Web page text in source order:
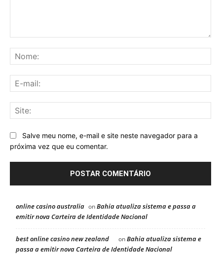
Salve meu nome, e-mail e site neste navegador para a
próxima vez que eu comentar.
online casino australia onBahia atualiza sistema e passa a
emitir nova Carteira de Identidade Nacional
best online casino new zealand onBahia atualiza sistema e
passa a emitir nova Carteira de Identidade Nacional